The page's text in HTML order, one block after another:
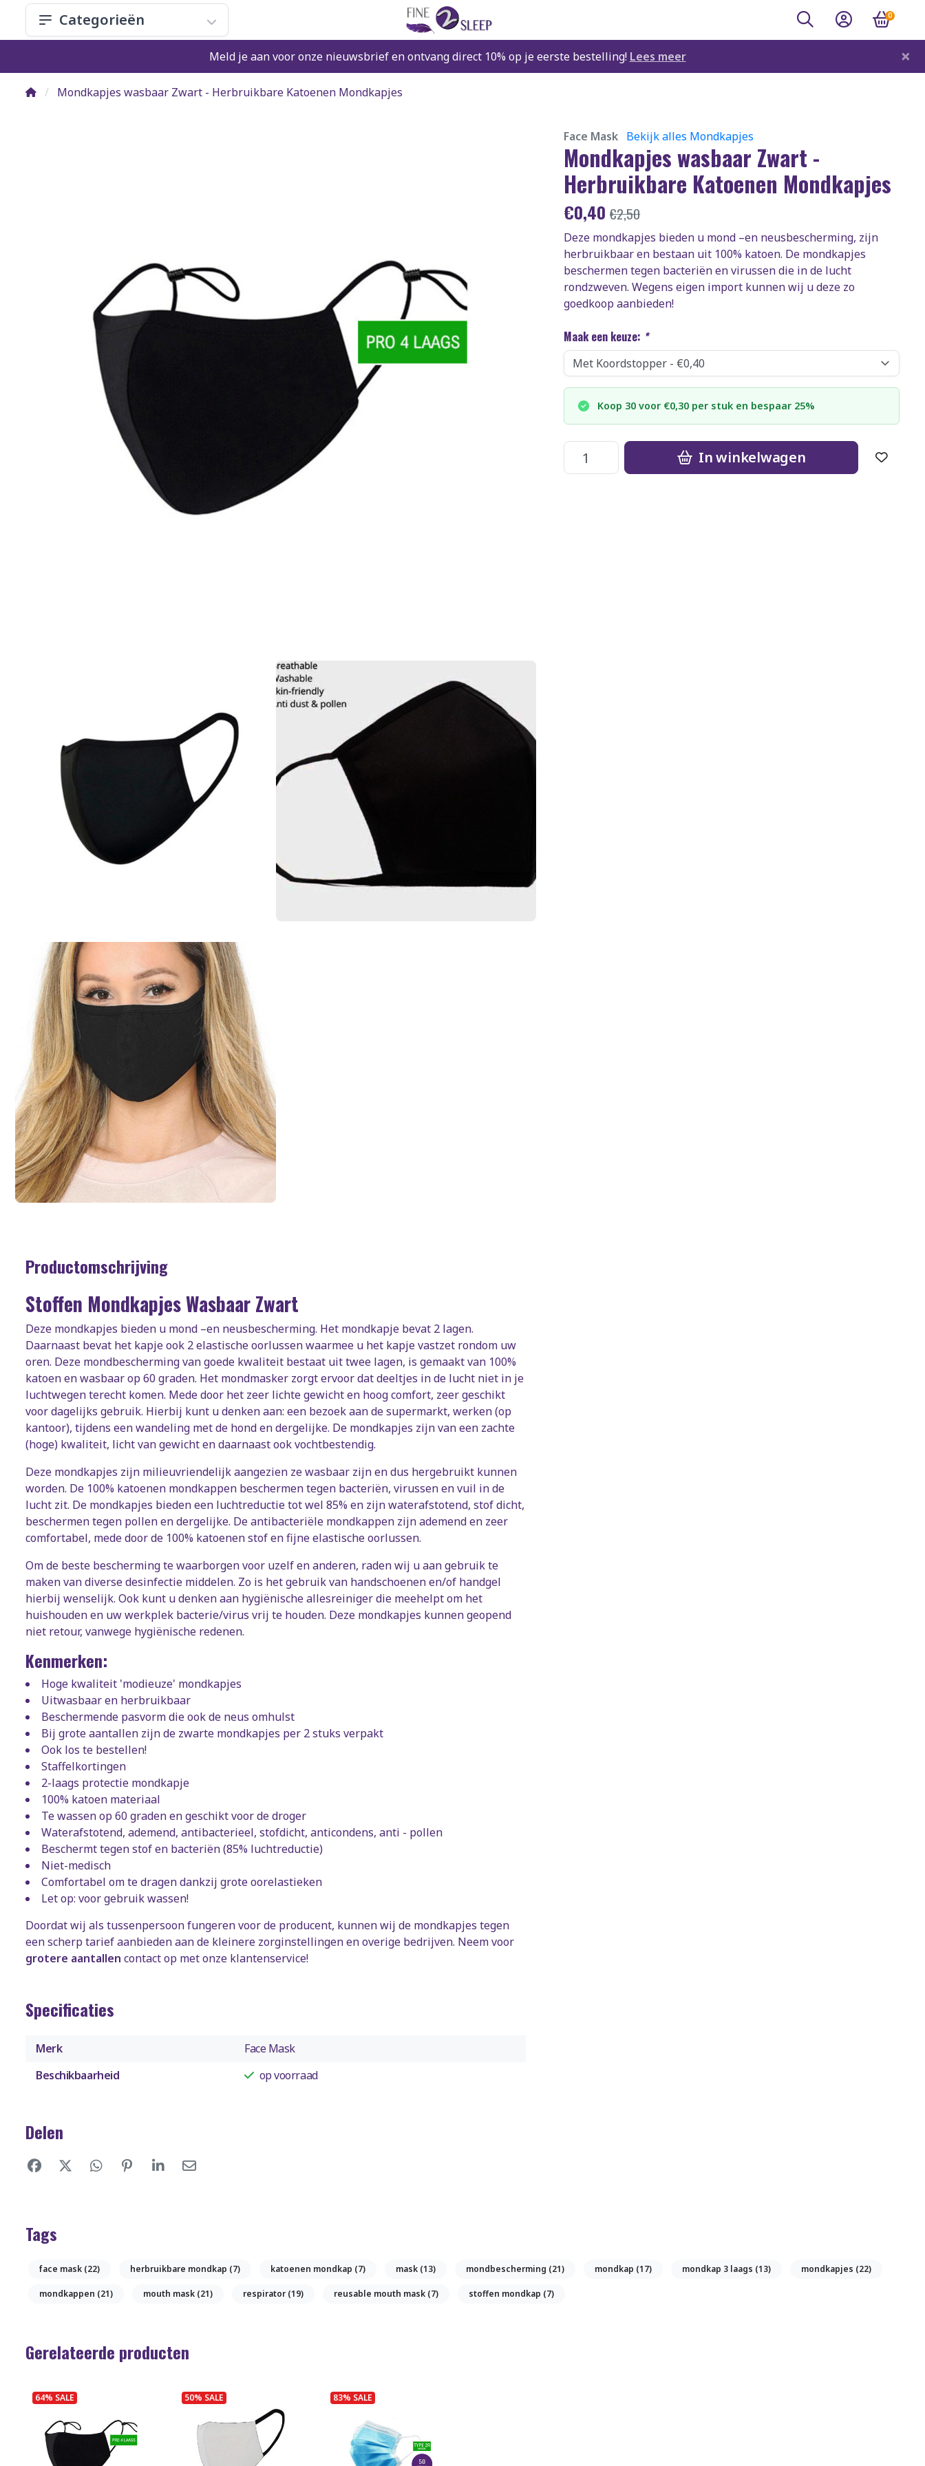
Categorieën 0
Meld je aan voor onze nieuwsbrief en ontvang direct 10% op je eerste bestelling! Lees meer ×
Mondkapjes wasbaar Zwart - Herbruikbare Katoenen Mondkapjes
Productomschrijving
Stoffen Mondkapjes Wasbaar Zwart
Deze mondkapjes bieden u mond –en neusbescherming. Het mondkapje bevat 2 lagen.
Daarnaast bevat het kapje ook 2 elastische oorlussen waarmee u het kapje vastzet rondom uw
oren. Deze mondbescherming van goede kwaliteit bestaat uit twee lagen, is gemaakt van 100%
katoen en wasbaar op 60 graden. Het mondmasker zorgt ervoor dat deeltjes in de lucht niet in je
luchtwegen terecht komen. Mede door het zeer lichte gewicht en hoog comfort, zeer geschikt
voor dagelijks gebruik. Hierbij kunt u denken aan: een bezoek aan de supermarkt, werken (op
kantoor), tijdens een wandeling met de hond en dergelijke. De mondkapjes zijn van een zachte
(hoge) kwaliteit, licht van gewicht en daarnaast ook vochtbestendig.
Deze mondkapjes zijn milieuvriendelijk aangezien ze wasbaar zijn en dus hergebruikt kunnen
worden. De 100% katoenen mondkappen beschermen tegen bacteriën, virussen en vuil in de
lucht zit. De mondkapjes bieden een luchtreductie tot wel 85% en zijn waterafstotend, stof dicht,
beschermen tegen pollen en dergelijke. De antibacteriële mondkappen zijn ademend en zeer
comfortabel, mede door de 100% katoenen stof en fijne elastische oorlussen.
Om de beste bescherming te waarborgen voor uzelf en anderen, raden wij u aan gebruik te
maken van diverse desinfectie middelen. Zo is het gebruik van handschoenen en/of handgel
hierbij wenselijk. Ook kunt u denken aan hygiënische allesreiniger die meehelpt om het
huishouden en uw werkplek bacterie/virus vrij te houden. Deze mondkapjes kunnen geopend
niet retour, vanwege hygiënische redenen.
Kenmerken:
Hoge kwaliteit 'modieuze' mondkapjes
Uitwasbaar en herbruikbaar
Beschermende pasvorm die ook de neus omhulst
Bij grote aantallen zijn de zwarte mondkapjes per 2 stuks verpakt
Ook los te bestellen!
Staffelkortingen
2-laags protectie mondkapje
100% katoen materiaal
Te wassen op 60 graden en geschikt voor de droger
Waterafstotend, ademend, antibacterieel, stofdicht, anticondens, anti - pollen
Beschermt tegen stof en bacteriën (85% luchtreductie)
Niet-medisch
Comfortabel om te dragen dankzij grote oorelastieken
Let op: voor gebruik wassen!
Doordat wij als tussenpersoon fungeren voor de producent, kunnen wij de mondkapjes tegen
een scherp tarief aanbieden aan de kleinere zorginstellingen en overige bedrijven. Neem voor
grotere aantallen contact op met onze klantenservice!
Specificaties
Merk
Face Mask
Beschikbaarheid
op voorraad
Delen
Face Mask Bekijk alles Mondkapjes
Mondkapjes wasbaar Zwart -
Herbruikbare Katoenen Mondkapjes
€0,40€2,50
Deze mondkapjes bieden u mond –en neusbescherming, zijn
herbruikbaar en bestaan uit 100% katoen. De mondkapjes
beschermen tegen bacteriën en virussen die in de lucht
rondzweven. Wegens eigen import kunnen wij u deze zo
goedkoop aanbieden!
Maak een keuze: *
Koop 30 voor €0,30 per stuk en bespaar 25%
In winkelwagen
Tags
face mask (22) herbruikbare mondkap (7) katoenen mondkap (7) mask (13) mondbescherming (21) mondkap (17) mondkap 3 laags (13) mondkapjes (22)
mondkappen (21) mouth mask (21) respirator (19) reusable mouth mask (7) stoffen mondkap (7)
Gerelateerde producten
64% SALE 50% SALE 83% SALE